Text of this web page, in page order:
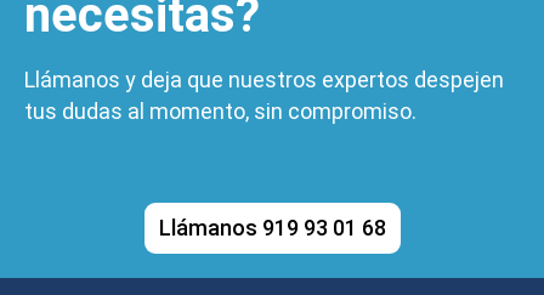
necesitas?
Llámanos y deja que nuestros expertos despejen
tus dudas al momento, sin compromiso.
Llámanos 919 93 01 68